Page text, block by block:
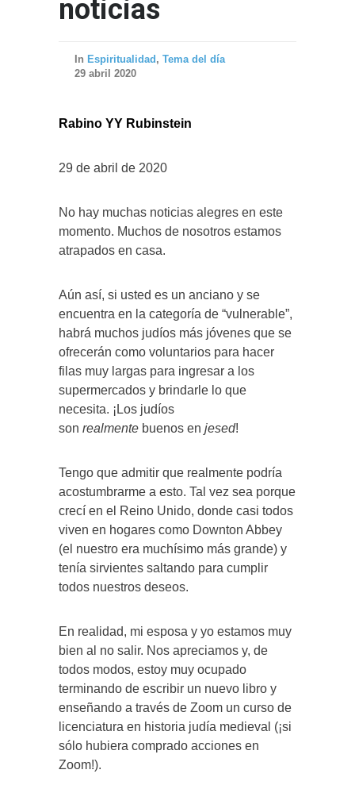
noticias
In Espiritualidad , Tema del día
29 abril 2020
Rabino YY Rubinstein
29 de abril de 2020
No hay muchas noticias alegres en este
momento. Muchos de nosotros estamos
atrapados en casa.
Aún así, si usted es un anciano y se
encuentra en la categoría de “vulnerable”,
habrá muchos judíos más jóvenes que se
ofrecerán como voluntarios para hacer
filas muy largas para ingresar a los
supermercados y brindarle lo que
necesita. ¡Los judíos
son realmente buenos en jesed!
Tengo que admitir que realmente podría
acostumbrarme a esto. Tal vez sea porque
crecí en el Reino Unido, donde casi todos
viven en hogares como Downton Abbey
(el nuestro era muchísimo más grande) y
tenía sirvientes saltando para cumplir
todos nuestros deseos.
En realidad, mi esposa y yo estamos muy
bien al no salir. Nos apreciamos y, de
todos modos, estoy muy ocupado
terminando de escribir un nuevo libro y
enseñando a través de Zoom un curso de
licenciatura en historia judía medieval (¡si
sólo hubiera comprado acciones en
Zoom!).